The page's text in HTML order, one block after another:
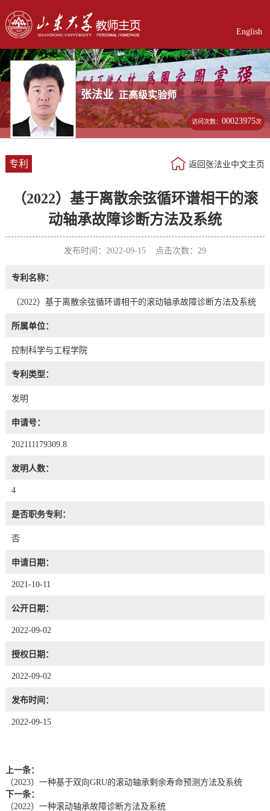
English
张法业 正高级实验师
访问次数：00023975次
专利 返回张法业中文主页
（2022）基于离散余弦循环谱相干的滚
动轴承故障诊断方法及系统
发布时间：2022-09-15 点击次数： 29
专利名称：
（2022）基于离散余弦循环谱相干的滚动轴承故障诊断方法及系统
所属单位：
控制科学与工程学院
专利类型：
发明
申请号：
202111179309.8
发明人数：
4
是否职务专利：
否
申请日期：
2021-10-11
公开日期：
2022-09-02
授权日期：
2022-09-02
发布时间：
2022-09-15
上一条：
（2023）一种基于双向GRU的滚动轴承剩余寿命预测方法及系统
下一条：
（2022）一种滚动轴承故障诊断方法及系统